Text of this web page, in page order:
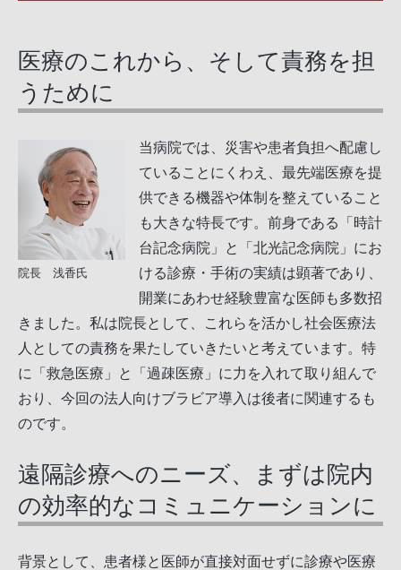
医療のこれから、そして責務を担
うために
院長 浅香氏
当病院では、災害や患者負担へ配慮し
ていることにくわえ、最先端医療を提
供できる機器や体制を整えていること
も大きな特長です。前身である「時計
台記念病院」と「北光記念病院」にお
ける診療・手術の実績は顕著であり、
開業にあわせ経験豊富な医師も多数招
きました。私は院長として、これらを活かし社会医療法
人としての責務を果たしていきたいと考えています。特
に「救急医療」と「過疎医療」に力を入れて取り組んで
おり、今回の法人向けブラビア導入は後者に関連するも
のです。
遠隔診療へのニーズ、まずは院内
の効率的なコミュニケーションに
背景として、患者様と医師が直接対面せずに診療や医療